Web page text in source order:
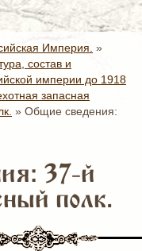
Империя. »
состав и
империи до 1918
запасная
» Общие сведения:
37-й
полк.